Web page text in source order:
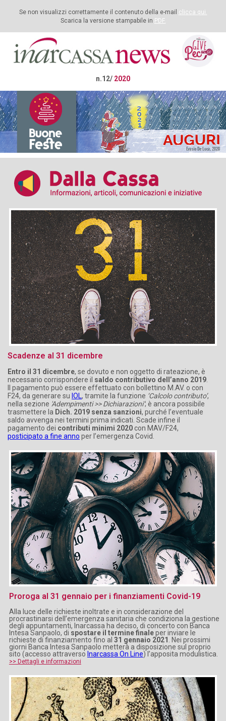
Se non visualizzi correttamente il contenuto della e-mail clicca qui.
Scarica la versione stampabile in PDF.
n.12/ 2020
Scadenze al 31 dicembre
Entro il 31 dicembre, se dovuto e non oggetto di rateazione, è
necessario corrispondere il saldo contributivo dell’anno 2019.
Il pagamento può essere effettuato con bollettino M.AV. o con
F24, da generare su IOL, tramite la funzione ‘Calcolo contributo’,
nella sezione 'Adempimenti >> Dichiarazioni’; è ancora possibile
trasmettere la Dich. 2019 senza sanzioni, purché l’eventuale
saldo avvenga nei termini prima indicati. Scade infine il
pagamento dei contributi minimi 2020con MAV/F24,
posticipato a fine anno per l’emergenza Covid.
Proroga al 31 gennaio per i finanziamenti Covid-19
Alla luce delle richieste inoltrate e in considerazione del
procrastinarsi dell’emergenza sanitaria che condiziona la gestione
degli appuntamenti, Inarcassa ha deciso, di concerto con Banca
Intesa Sanpaolo, di spostare il termine finaleper inviare le
richieste di finanziamento fino al 31 gennaio 2021
. Nei prossimi
giorni Banca Intesa Sanpaolo metterà a disposizione sul proprio
sito (accesso attraverso Inarcassa On Line) l’apposita modulistica.
>> Dettagli e informazioni